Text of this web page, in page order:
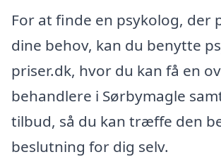
For at finde en psykolog, der
dine behov, kan du benytte
priser.dk, hvor du kan få en
behandlere i Sørbymagle
tilbud, så du kan træffe den
beslutning for dig selv.